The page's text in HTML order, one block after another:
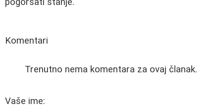
Komentari
Trenutno nema komentara za ovaj članak.
Vaše ime: